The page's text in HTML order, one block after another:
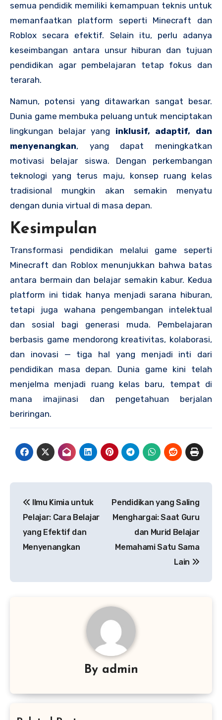
semua pendidik memiliki kemampuan teknis untuk
memanfaatkan platform seperti Minecraft dan
Roblox secara efektif. Selain itu, perlu adanya
keseimbangan antara unsur hiburan dan tujuan
pendidikan agar pembelajaran tetap fokus dan
terarah.
Namun, potensi yang ditawarkan sangat besar.
Dunia game membuka peluang untuk menciptakan
lingkungan belajar yang inklusif, adaptif, dan
menyenangkan, yang dapat meningkatkan
motivasi belajar siswa. Dengan perkembangan
teknologi yang terus maju, konsep ruang kelas
tradisional mungkin akan semakin menyatu
dengan dunia virtual di masa depan.
Kesimpulan
Transformasi pendidikan melalui game seperti
Minecraft dan Roblox menunjukkan bahwa batas
antara bermain dan belajar semakin kabur. Kedua
platform ini tidak hanya menjadi sarana hiburan,
tetapi juga wahana pengembangan intelektual
dan sosial bagi generasi muda. Pembelajaran
berbasis game mendorong kreativitas, kolaborasi,
dan inovasi — tiga hal yang menjadi inti dari
pendidikan masa depan. Dunia game kini telah
menjelma menjadi ruang kelas baru, tempat di
mana imajinasi dan pengetahuan berjalan
beriringan.
navigation
Ilmu Kimia untuk
Pelajar: Cara Belajar
yang Efektif dan
Menyenangkan
Pendidikan yang Saling
Menghargai: Saat Guru
dan Murid Belajar
Memahami Satu Sama
Lain
By admin